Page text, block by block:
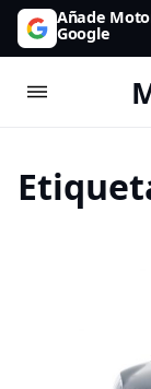
Añade
Google